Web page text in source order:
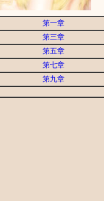
第一章
第三章
第五章
第七章
第九章